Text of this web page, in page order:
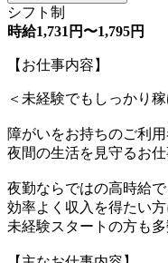
シフト制
時給1,731円〜1,795円
【お仕事内容】
＜未経験でもしっかり
障がいをお持ちのご利
夜間の生活を見守るお仕
夜勤ならではの高時給で
効率よく収入を得たい
未経験スタートの方も多